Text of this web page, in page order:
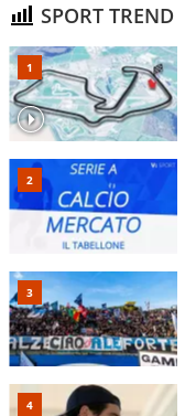
SPORT TREND